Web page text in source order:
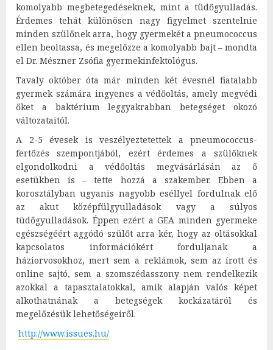
komolyabb megbetegedéseknek, mint a tüdőgyulladás.
Érdemes tehát különösen nagy figyelmet szentelnie
minden szülőnek arra, hogy gyermekét a pneumococcus
ellen beoltassa, és megelőzze a komolyabb bajt – mondta
el Dr. Mészner Zsófia gyermekinfektológus.
Tavaly október óta már minden két évesnél fiatalabb
gyermek számára ingyenes a védőoltás, amely megvédi
őket a baktérium leggyakrabban betegséget okozó
változataitól.
A 2-5 évesek is veszélyeztetettek a pneumococcus-
fertőzés szempontjából, ezért érdemes a szülőknek
elgondolkodni a védőoltás megvásárlásán az ő
esetükben is – tette hozzá a szakember. Ebben a
korosztályban ugyanis nagyobb eséllyel fordulnak elő
az akut középfülgyulladások vagy a súlyos
tüdőgyulladások. Éppen ezért a GEA minden gyermeke
egészségéért aggódó szülőt arra kér, hogy az oltásokkal
kapcsolatos információkért forduljanak a
háziorvosokhoz, mert sem a reklámok, sem az írott és
online sajtó, sem a szomszédasszony nem rendelkezik
azokkal a tapasztalatokkal, amik alapján valós képet
alkothatnának a betegségek kockázatáról és
megelőzésük lehetőségeiről.
http://www.issues.hu/